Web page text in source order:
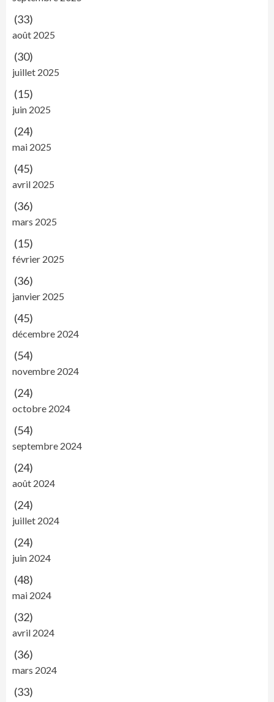
(33)
août 2025
(30)
juillet 2025
(15)
juin 2025
(24)
mai 2025
(45)
avril 2025
(36)
mars 2025
(15)
février 2025
(36)
janvier 2025
(45)
décembre 2024
(54)
novembre 2024
(24)
octobre 2024
(54)
septembre 2024
(24)
août 2024
(24)
juillet 2024
(24)
juin 2024
(48)
mai 2024
(32)
avril 2024
(36)
mars 2024
(33)